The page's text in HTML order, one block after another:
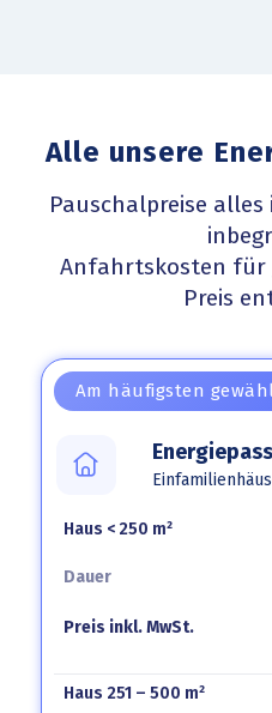
Alle unsere
Pauschalpreise alles
Anfahrtskosten für
Preis
Am häufigsten
Kategorie
Dauer
Preis
Haus < 250 m²
Haus 251 – 500 m²